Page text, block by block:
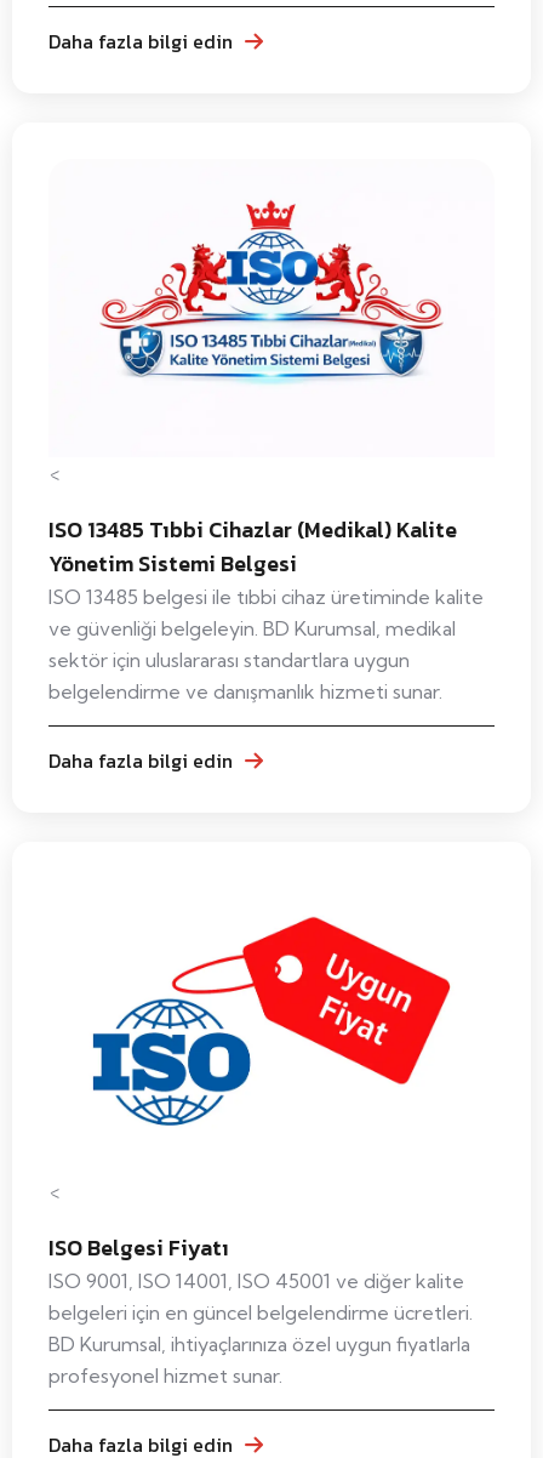
Daha fazla bilgi edin
<
ISO 13485 Tıbbi Cihazlar (Medikal) Kalite
Yönetim Sistemi Belgesi
ISO 13485 belgesi ile tıbbi cihaz üretiminde kalite
ve güvenliği belgeleyin. BD Kurumsal, medikal
sektör için uluslararası standartlara uygun
belgelendirme ve danışmanlık hizmeti sunar.
Daha fazla bilgi edin
<
ISO Belgesi Fiyatı
ISO 9001, ISO 14001, ISO 45001 ve diğer kalite
belgeleri için en güncel belgelendirme ücretleri.
BD Kurumsal, ihtiyaçlarınıza özel uygun fiyatlarla
profesyonel hizmet sunar.
Daha fazla bilgi edin